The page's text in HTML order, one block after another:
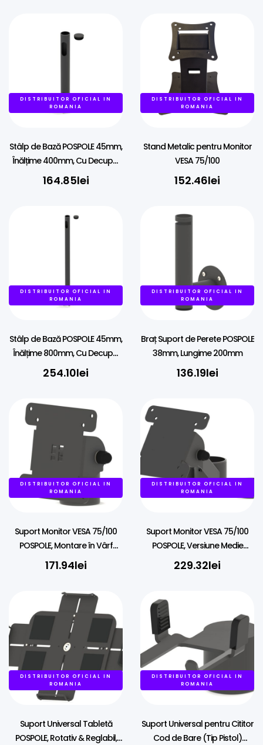
DISTRIBUITOR OFICIAL IN
ROMANIA
Stâlp de Bază POSPOLE 45mm,
Înălțime 400mm, Cu Decupaj
Cabluri
164.85lei
DISTRIBUITOR OFICIAL IN
ROMANIA
Stand Metalic pentru Monitor
VESA 75/100
152.46lei
DISTRIBUITOR OFICIAL IN
ROMANIA
Stâlp de Bază POSPOLE 45mm,
Înălțime 800mm, Cu Decupaj
Cabluri
254.10lei
DISTRIBUITOR OFICIAL IN
ROMANIA
Braț Suport de Perete POSPOLE
38mm, Lungime 200mm
136.19lei
DISTRIBUITOR OFICIAL IN
ROMANIA
Suport Monitor VESA 75/100
POSPOLE, Montare în Vârf
(Top) pe 45mm, Balamale
171.94lei
DISTRIBUITOR OFICIAL IN
ROMANIA
Suport Monitor VESA 75/100
POSPOLE, Versiune Medie
(80mm), Montare pe 45mm
229.32lei
DISTRIBUITOR OFICIAL IN
ROMANIA
Suport Universal Tabletă
POSPOLE, Rotativ & Reglabil,
DISTRIBUITOR OFICIAL IN
ROMANIA
Suport Universal pentru Cititor
Cod de Bare (Tip Pistol)